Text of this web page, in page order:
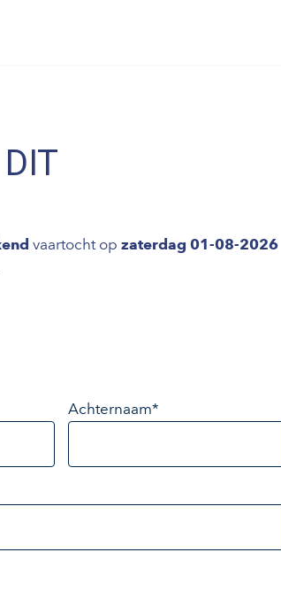
vaartocht op zaterdag 01-08-2026
Achternaam*